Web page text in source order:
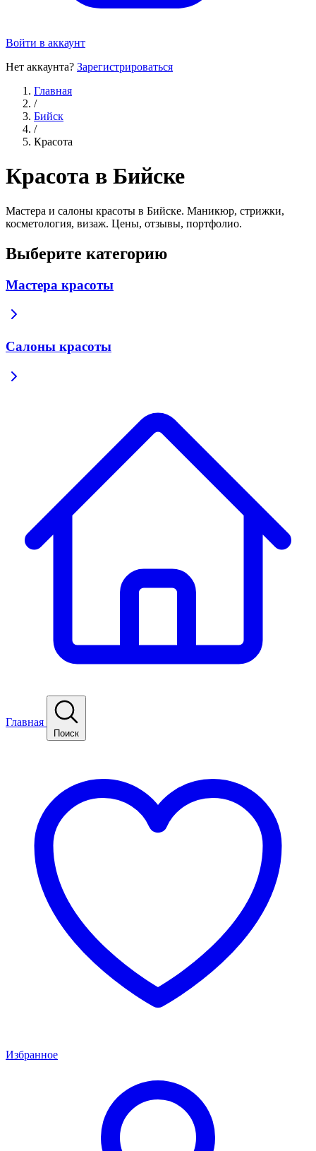
Войти в аккаунт
Нет аккаунта? Зарегистрироваться
Главная
/
Бийск
/
Красота
Красота в Бийске
Мастера и салоны красоты в Бийске. Маникюр, стрижки,
косметология, визаж. Цены, отзывы, портфолио.
Выберите категорию
Мастера красоты
Салоны красоты
Главная
Поиск
Избранное